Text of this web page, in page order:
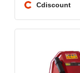
Cdiscount